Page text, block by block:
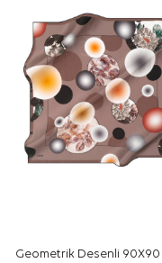
izleyiniz. İpek ve
temizlik içinAker İpek
Sıkça Sorulan
Pembe İpek Tivil
Bu eşarbın deseni
İpek tivil eşarp
Bu Aker eşarp
Geometrik Desenli 90X90